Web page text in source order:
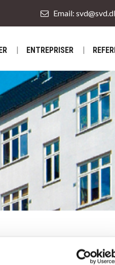
Email:
ENTREPRISER
gade og gårdside